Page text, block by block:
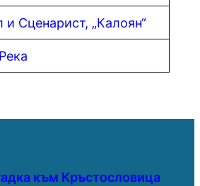
Сценарист, „Калоян“
към Кръстословица